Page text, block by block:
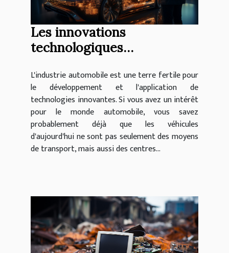
Les innovations
technologiques
automobile
L'industrie automobile est une terre fertile pour
le développement et l'application de
technologies innovantes. Si vous avez un intérêt
pour le monde automobile, vous savez
probablement déjà que les véhicules
d'aujourd'hui ne sont pas seulement des moyens
de transport, mais aussi des centres...